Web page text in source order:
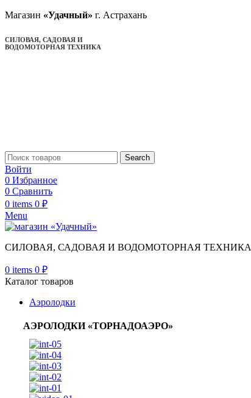
Магазин «Удачный» г. Астрахань
СИЛОВАЯ, САДОВАЯ И
ВОДОМОТОРНАЯ ТЕХНИКА
Search
Войти
0 Избранное
0 Сравнить
0 items 0 ₽
Menu
СИЛОВАЯ, САДОВАЯ И ВОДОМОТОРНАЯ ТЕХНИКА
0 items 0 ₽
Каталог товаров
Аэролодки
АЭРОЛОДКИ «ТОРНАДОАЭРО»